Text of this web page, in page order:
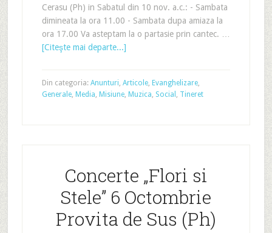
Cerasu (Ph) in Sabatul din 10 nov. a.c.: - Sambata
dimineata la ora 11.00 - Sambata dupa amiaza la
ora 17.00 Va asteptam la o partasie prin cantec. …
[Citeşte mai departe...]
Din categoria: Anunturi, Articole, Evanghelizare,
Generale, Media, Misiune, Muzica, Social , Tineret
Concerte „Flori si
Stele” 6 Octombrie
Provita de Sus (Ph)